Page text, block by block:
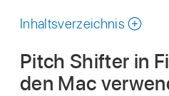
durchsuchen
Inhaltsverzeichnis
Pitch Shifter in
den Mac